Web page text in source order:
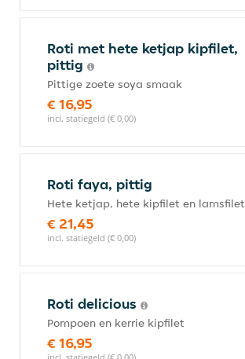
Roti met hete ketjap kipfilet,
pittig
Pittige zoete soya smaak
€ 16,95
incl. statiegeld (€ 0,00)
Roti faya, pittig
Hete ketjap, hete kipfilet en lamsfilet
€ 21,45
incl. statiegeld (€ 0,00)
Roti delicious
Pompoen en kerrie kipfilet
€ 16,95